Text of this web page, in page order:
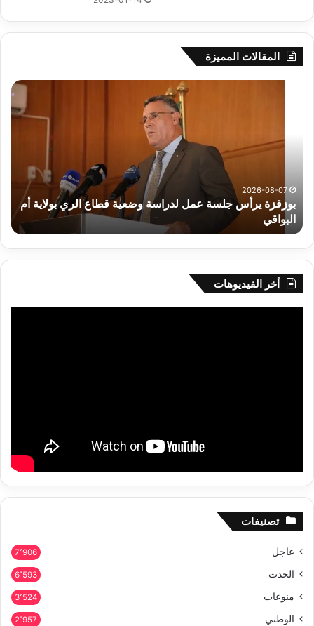
المقالات المميزة
لدراسة
الري
بولاية
البواقي
2026-08-07
بوزقزة يرأس جلسة عمل لدراسة وضعية قطاع الري بولاية أم
البواقي
أخر الفيديوهات
تصنيفات
عاجل 7٬906
الحدث 6٬593
منوعات 3٬524
الوطني 2٬957